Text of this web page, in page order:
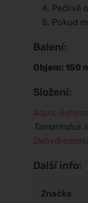
Pečlivě
Pokud
Balení:
Objem: 150
Složení:
Aqua,
Tamarindus
Další info:
Značka